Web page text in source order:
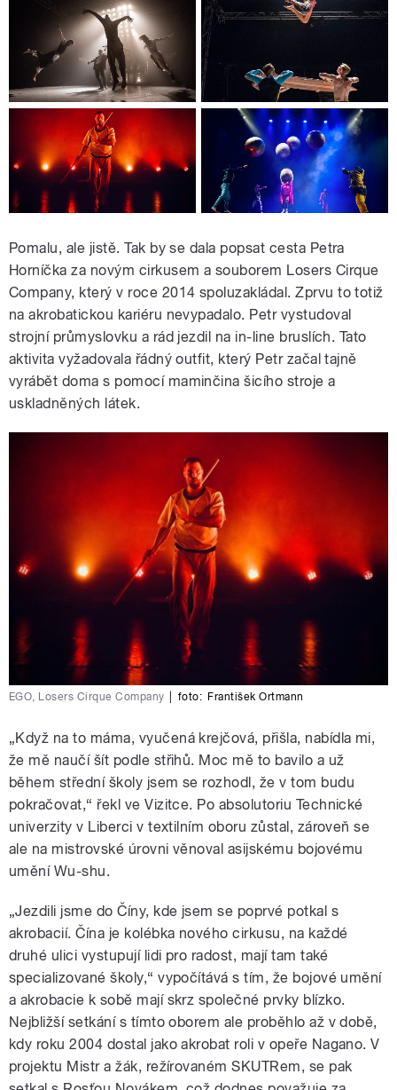
Pomalu, ale jistě. Tak by se dala popsat cesta Petra
Horníčka za novým cirkusem a souborem Losers Cirque
Company, který v roce 2014 spoluzakládal. Zprvu to totiž
na akrobatickou kariéru nevypadalo. Petr vystudoval
strojní průmyslovku a rád jezdil na in-line bruslích. Tato
aktivita vyžadovala řádný outfit, který Petr začal tajně
vyrábět doma s pomocí maminčina šicího stroje a
uskladněných látek.
EGO, Losers Cirque Company foto: František Ortmann
„Když na to máma, vyučená krejčová, přišla, nabídla mi,
že mě naučí šít podle střihů. Moc mě to bavilo a už
během střední školy jsem se rozhodl, že v tom budu
pokračovat,“ řekl ve Vizitce. Po absolutoriu Technické
univerzity v Liberci v textilním oboru zůstal, zároveň se
ale na mistrovské úrovni věnoval asijskému bojovému
umění Wu-shu.
„Jezdili jsme do Číny, kde jsem se poprvé potkal s
akrobacií. Čína je kolébka nového cirkusu, na každé
druhé ulici vystupují lidi pro radost, mají tam také
specializované školy,“ vypočítává s tím, že bojové umění
a akrobacie k sobě mají skrz společné prvky blízko.
Nejbližší setkání s tímto oborem ale proběhlo až v době,
kdy roku 2004 dostal jako akrobat roli v opeře Nagano. V
projektu Mistr a žák, režírovaném SKUTRem, se pak